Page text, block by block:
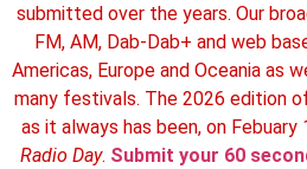
submitted over the years. Our
FM, AM, Dab-Dab+ and web
Americas, Europe and Oceania as
many festivals. The 2026 edition
as it always has been, on Febuary
Radio Day. Submit your 60